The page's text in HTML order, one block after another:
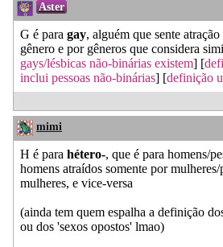
Aster
G é para gay, alguém que sente
gênero e por gêneros que considera
gays/lésbicas não-binárias existem] [
inclui pessoas não-binárias] [definição
mimi
H é para hétero-, que é para homens/
homens atraídos somente por
mulheres, e vice-versa
(ainda tem quem espalha a definição
ou dos 'sexos opostos' lmao)